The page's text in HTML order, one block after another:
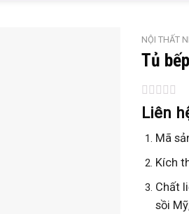
NỘI THẤT
Tủ
Được
xếp
0
sao
Liên
Mã
Kích
Chất
sồi